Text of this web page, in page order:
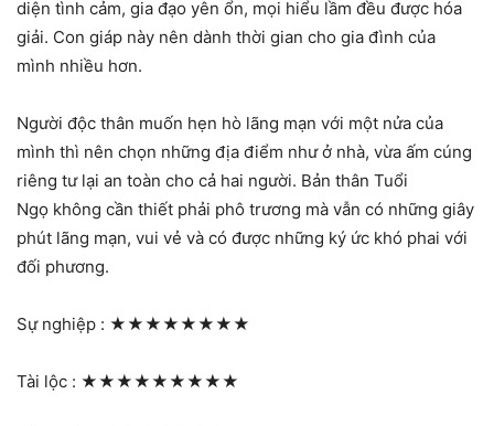
diện tình cảm, gia đạo yên ổn, mọi hiểu lầm đều được hóa
giải. Con giáp này nên dành thời gian cho gia đình của
mình nhiều hơn.
Người độc thân muốn hẹn hò lãng mạn với một nửa của
mình thì nên chọn những địa điểm như ở nhà, vừa ấm cúng
riêng tư lại an toàn cho cả hai người. Bản thân Tuổi
Ngọ không cần thiết phải phô trương mà vẫn có những giây
phút lãng mạn, vui vẻ và có được những ký ức khó phai với
đối phương.
Sự nghiệp : ★★★★★★★★
Tài lộc : ★★★★★★★★★